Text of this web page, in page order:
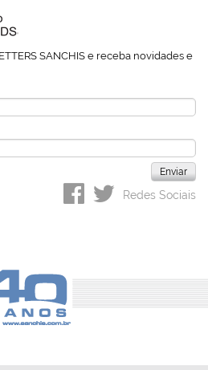
SANCHIS e receba novidades e
Redes Sociais